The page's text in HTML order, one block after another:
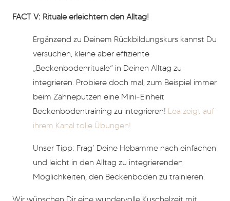
FACT V: Rituale erleichtern den Alltag!
Ergänzend zu Deinem Rückbildungskurs kannst Du
versuchen, kleine aber effiziente
„Beckenbodenrituale“ in Deinen Alltag zu
integrieren. Probiere doch mal, zum Beispiel immer
beim Zähneputzen eine Mini-Einheit
Beckenbodentraining zu integrieren! Lea zeigt auf
ihrem Kanal tolle Übungen!
Unser Tipp: Frag’ Deine Hebamme nach einfachen
und leicht in den Alltag zu integrierenden
Möglichkeiten, den Beckenboden zu trainieren.